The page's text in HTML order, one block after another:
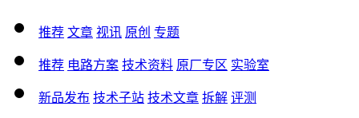
推荐 文章 视讯 原创 专题
推荐 电路方案 技术资料 原厂专区 实验室
新品发布 技术子站 技术文章 拆解 评测